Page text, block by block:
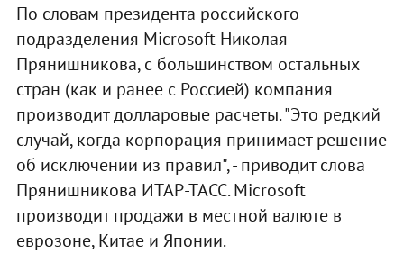
По словам президента российского
подразделения Microsoft Николая
Прянишникова, с большинством остальных
стран (как и ранее с Россией) компания
производит долларовые расчеты. "Это редкий
случай, когда корпорация принимает решение
об исключении из правил", - приводит слова
Прянишникова ИТАР-ТАСС. Microsoft
производит продажи в местной валюте в
еврозоне, Китае и Японии.